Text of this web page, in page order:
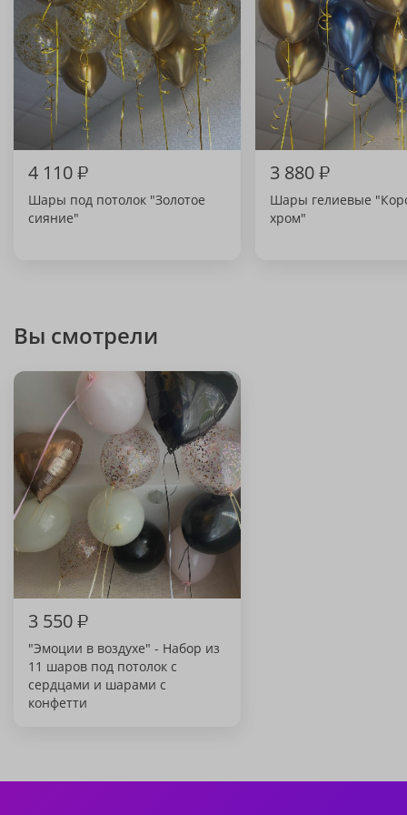
4 110₽
Шары под потолок "Золотое
сияние"
3 880₽
Шары гелиевые
хром"
Вы смотрели
3 550₽
"Эмоции в воздухе" - Набор из
11 шаров под потолок с
сердцами и шарами с
конфетти